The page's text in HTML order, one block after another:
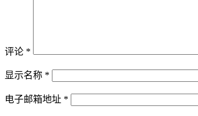
评论 *
显示名称 *
电子邮箱地址 *